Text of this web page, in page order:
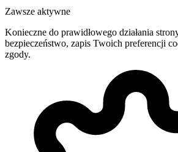
Zawsze aktywne
Konieczne do prawidłowego działania
bezpieczeństwo, zapis Twoich preferencji
zgody.